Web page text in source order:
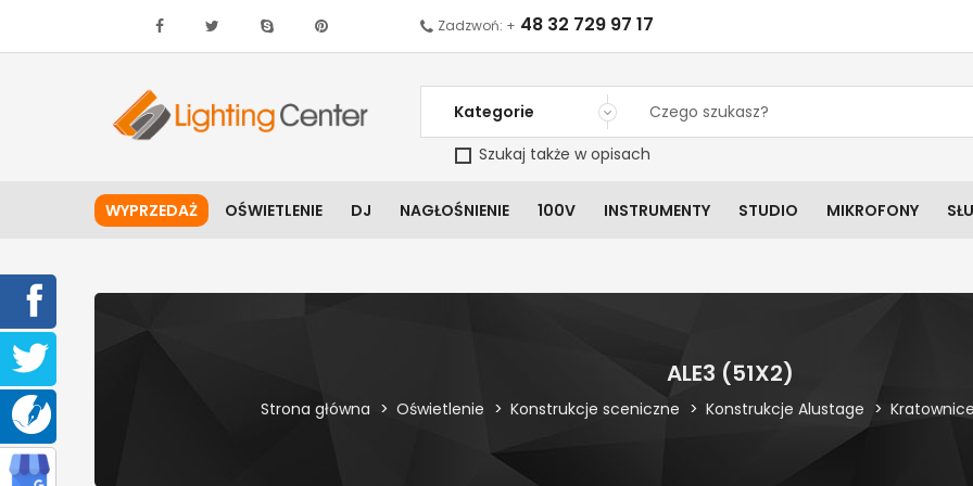
Kategorie
Szukaj także w opisach
Zadzwoń: + 48 32 729 97 17
WYPRZEDAŻ OŚWIETLENIE DJ NAGŁOŚNIENIE 100V INSTRUMENTY STUDIO MIKROFONY
ALE3 (51X2)
Strona główna Oświetlenie Konstrukcje sceniczne Konstrukcje Alustage Kratownice